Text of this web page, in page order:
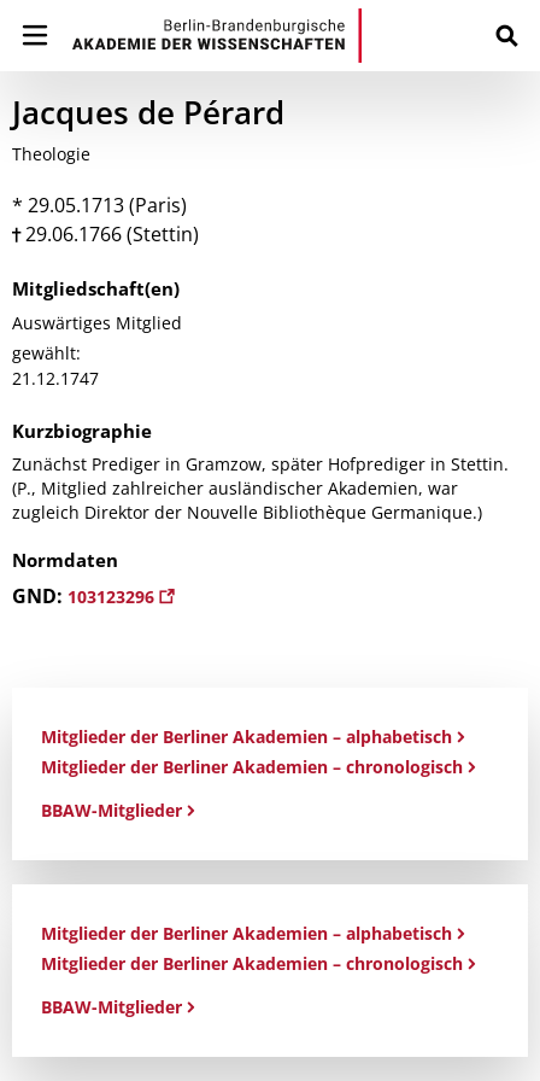
Jacques de Pérard
Theologie
* 29.05.1713 (Paris)
29.06.1766 (Stettin)
Mitgliedschaft(en)
Auswärtiges Mitglied
gewählt:
21.12.1747
Kurzbiographie
Zunächst Prediger in Gramzow, später Hofprediger in Stettin.
(P., Mitglied zahlreicher ausländischer Akademien, war
zugleich Direktor der Nouvelle Bibliothèque Germanique.)
Normdaten
GND: 103123296
Mitglieder der Berliner Akademien – alphabetisch
Mitglieder der Berliner Akademien – chronologisch
BBAW-Mitglieder
Mitglieder der Berliner Akademien – alphabetisch
Mitglieder der Berliner Akademien – chronologisch
BBAW-Mitglieder